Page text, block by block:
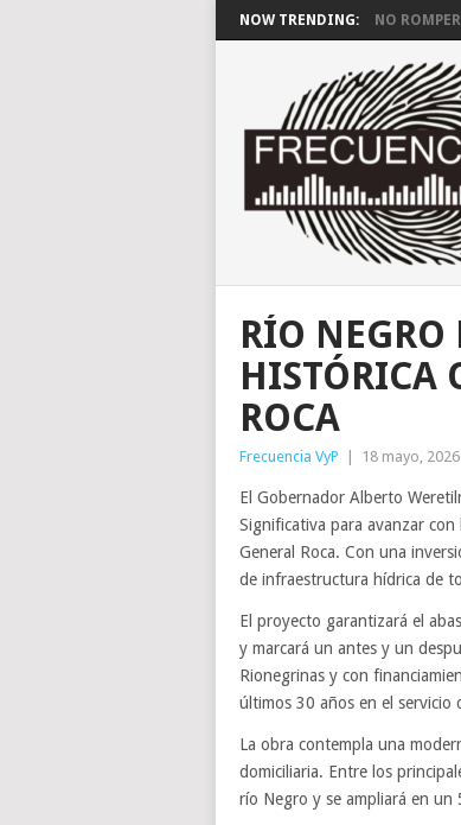
NOW TRENDING: NO
RÍO NEGRO
HISTÓRICA
ROCA
Frecuencia VyP 18 mayo, 2026
El Gobernador Alberto
Significativa para avanzar
General Roca. Con una
de infraestructura hídrica de
El proyecto garantizará el
y marcará un antes y un
Rionegrinas y con
últimos 30 años en el servicio
La obra contempla una
domiciliaria. Entre los
río Negro y se ampliará en un